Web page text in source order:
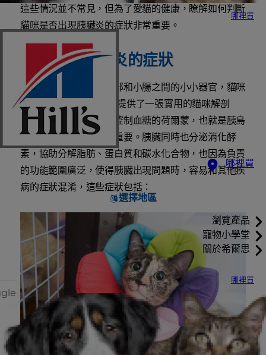
哪裡買
哪裡買
選擇地區
瀏覽產品
寵物小學堂
關於希爾思
哪裡買
這些情況並不常見，但為了愛貓的健康，瞭解如何判斷
貓咪是否出現胰臟炎的症狀非常重要。
瞭解貓咪胰臟炎的症狀
胰臟是一個夾在貓咪胃部和小腸之間的小小器官，貓咪
雜誌網站
《Catster》
提供了一張實用的貓咪解剖
圖。這個器官負責製造控制血糖的荷爾蒙，也就是胰島
素和升糖素，因此非常重要。胰臟同時也分泌消化酵
素，協助分解脂肪、蛋白質和碳水化合物，也因為負責
的功能範圍廣泛，使得胰臟出現問題時，容易和其他疾
病的症狀混淆，這些症狀包括：